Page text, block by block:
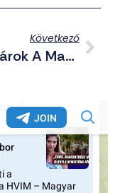
Következő
Janicsárok A Magyar Honvédségben